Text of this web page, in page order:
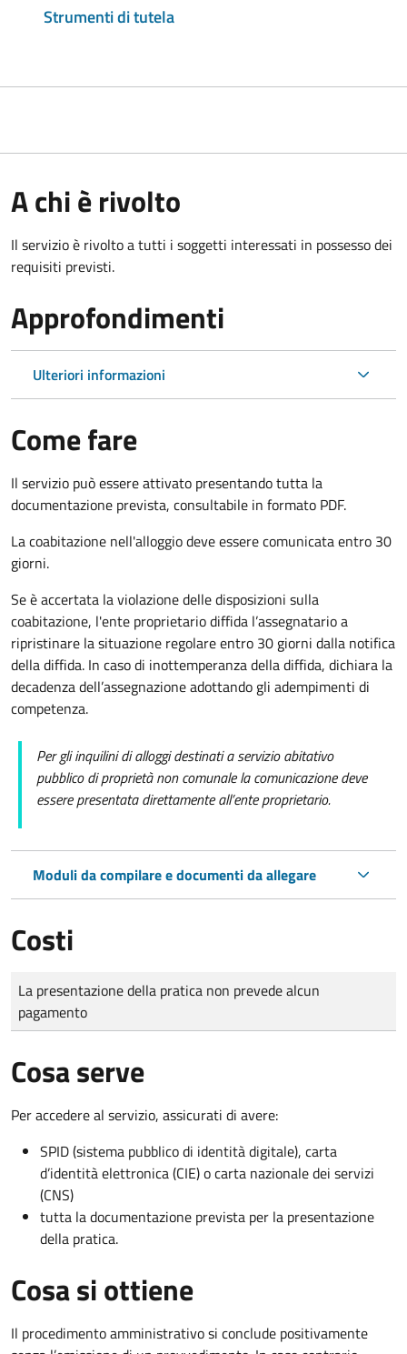
Strumenti di tutela
A chi è rivolto
Il servizio è rivolto a tutti i soggetti interessati in possesso dei
requisiti previsti.
Approfondimenti
Ulteriori informazioni
Come fare
Il servizio può essere attivato presentando tutta la
documentazione prevista, consultabile in formato PDF.
La coabitazione nell'alloggio deve essere comunicata entro 30
giorni.
Se è accertata la violazione delle disposizioni sulla
coabitazione, l'ente proprietario diffida l’assegnatario a
ripristinare la situazione regolare entro 30 giorni dalla notifica
della diffida. In caso di inottemperanza della diffida, dichiara la
decadenza dell’assegnazione adottando gli adempimenti di
competenza.
Per gli inquilini di alloggi destinati a servizio abitativo
pubblicodi proprietà non comunale la comunicazione deve
essere presentata direttamente all’ente proprietario.
Moduli da compilare e documenti da allegare
Costi
Tipo di pagamento
Importo
La presentazione della pratica non prevede alcun
pagamento
Cosa serve
Per accedere al servizio, assicurati di avere:
SPID (sistema pubblico di identità digitale), carta
d’identità elettronica (CIE) o carta nazionale dei servizi
(CNS)
tutta la documentazione prevista per la presentazione
della pratica.
Cosa si ottiene
Il procedimento amministrativo si conclude positivamente